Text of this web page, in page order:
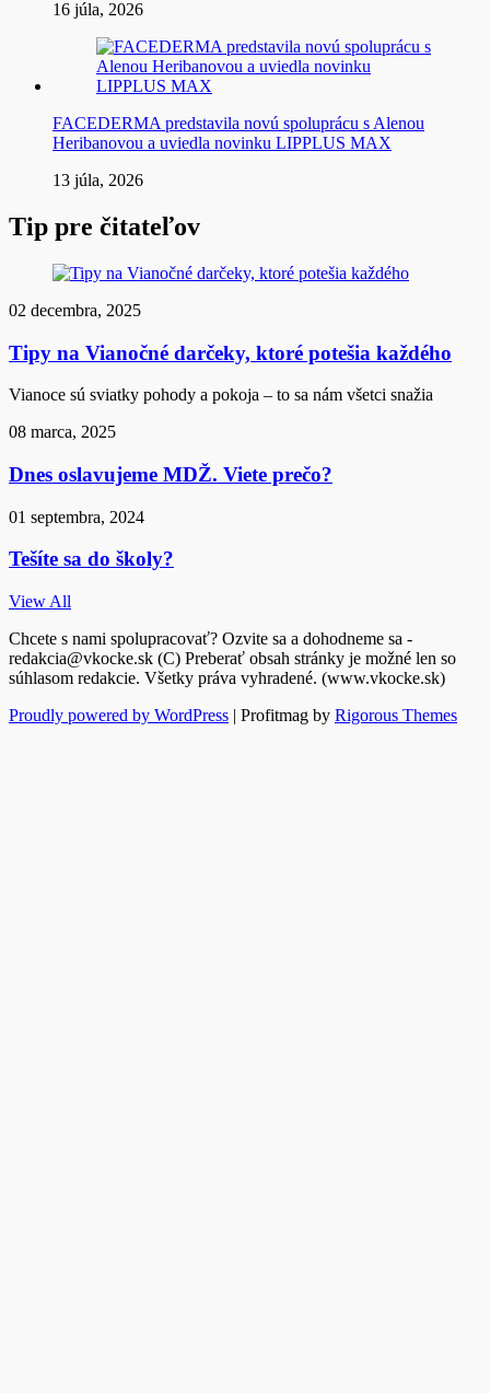
16 júla, 2026
FACEDERMA predstavila novú spoluprácu s Alenou
Heribanovou a uviedla novinku LIPPLUS MAX
13 júla, 2026
Tip pre čitateľov
02 decembra, 2025
Tipy na Vianočné darčeky, ktoré potešia každého
Vianoce sú sviatky pohody a pokoja – to sa nám všetci snažia
08 marca, 2025
Dnes oslavujeme MDŽ. Viete prečo?
01 septembra, 2024
Tešíte sa do školy?
View All
Chcete s nami spolupracovať? Ozvite sa a dohodneme sa -
redakcia@vkocke.sk (C) Preberať obsah stránky je možné len so
súhlasom redakcie. Všetky práva vyhradené. (www.vkocke.sk)
Proudly powered by WordPress | Profitmag by Rigorous Themes